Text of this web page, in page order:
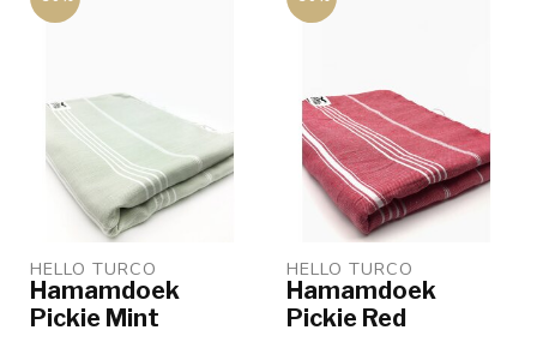
HELLO TURCO
Hamamdoek
Pickie Mint
HELLO TURCO
Hamamdoek
Pickie Red